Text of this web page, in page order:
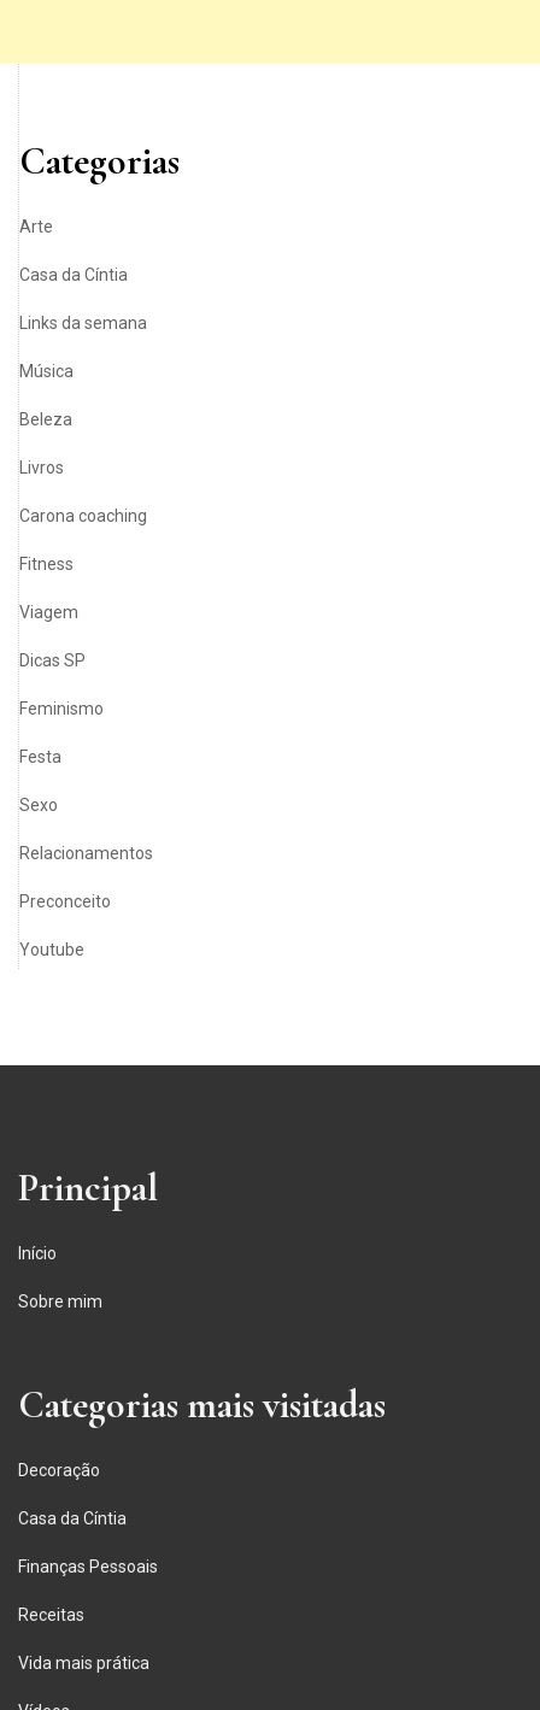
Categorias
Arte
Casa da Cíntia
Links da semana
Música
Beleza
Livros
Carona coaching
Fitness
Viagem
Dicas SP
Feminismo
Festa
Sexo
Relacionamentos
Preconceito
Youtube
Principal
Início
Sobre mim
Categorias mais visitadas
Decoração
Casa da Cíntia
Finanças Pessoais
Receitas
Vida mais prática